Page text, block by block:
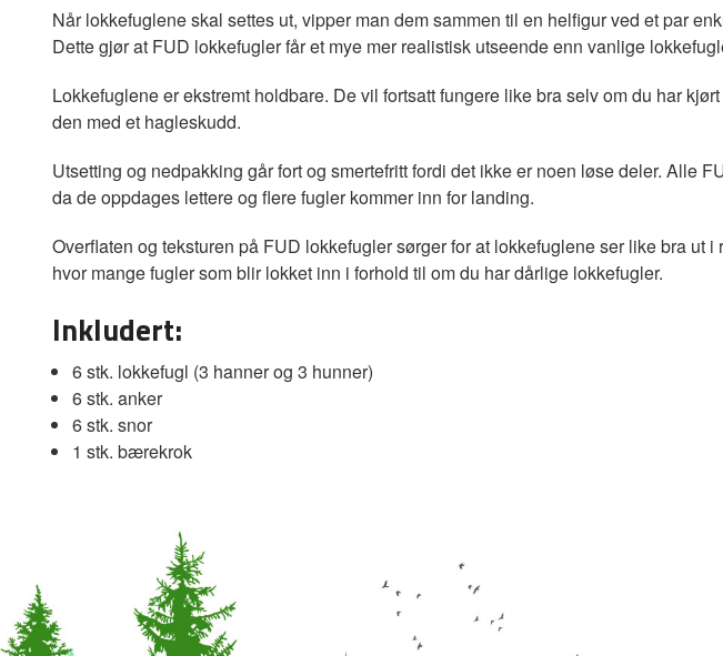
Når lokkefuglene skal settes ut, vipper man dem sammen til en helfigur ved et par
Dette gjør at FUD lokkefugler får et mye mer realistisk utseende enn vanlige
Lokkefuglene er ekstremt holdbare. De vil fortsatt fungere like bra selv om du har
den med et hagleskudd.
Utsetting og nedpakking går fort og smertefritt fordi det ikke er noen løse deler. Alle
da de oppdages lettere og flere fugler kommer inn for landing.
Overflaten og teksturen på FUD lokkefugler sørger for at lokkefuglene ser like bra
hvor mange fugler som blir lokket inn i forhold til om du har dårlige lokkefugler.
Inkludert:
6 stk. lokkefugl (3 hanner og 3 hunner)
6 stk. anker
6 stk. snor
1 stk. bærekrok